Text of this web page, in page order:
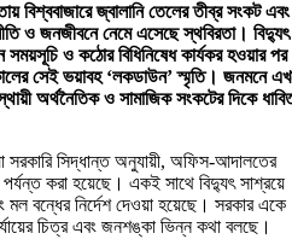
বিশ্ববাজারে জ্বালানি তেলের তীব্র সংকট এবং
ও জনজীবনে নেমে এসেছে স্থবিরতা। বিদ্যুৎ
ও কঠোর বিধিনিষেধ কার্যকর হওয়ার পর
সেই ভয়াবহ ‘লকডাউন’ স্মৃতি। জনমনে
অর্থনৈতিক ও সামাজিক সংকটের দিকে
সিদ্ধান্ত অনুযায়ী, অফিস-আদালতের
করা হয়েছে। একই সাথে বিদ্যুৎ সাশ্রয়ে
মল বন্ধের নির্দেশ দেওয়া হয়েছে। সরকার একে
চিত্র এবং জনশঙ্কা ভিন্ন কথা বলছে।